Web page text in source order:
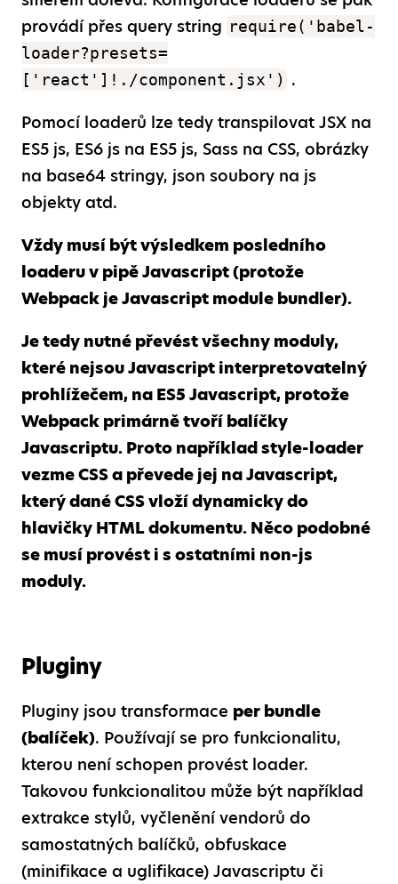
provádí přes query string require('babel-
loader?presets=
['react']!./component.jsx') .
Pomocí loaderů lze tedy transpilovat JSX na
ES5 js, ES6 js na ES5 js, Sass na CSS, obrázky
na base64 stringy, json soubory na js
objekty atd.
Vždy musí být výsledkem posledního
loaderu v pipě Javascript (protože
Webpack je Javascript module bundler).
Je tedy nutné převést všechny moduly,
které nejsou Javascript interpretovatelný
prohlížečem, na ES5 Javascript, protože
Webpack primárně tvoří balíčky
Javascriptu. Proto například style-loader
vezme CSS a převede jej na Javascript,
který dané CSS vloží dynamicky do
hlavičky HTML dokumentu. Něco podobné
se musí provést i s ostatními non-js
moduly.
Pluginy
Pluginy jsou transformace per bundle
(balíček). Používají se pro funkcionalitu,
kterou není schopen provést loader.
Takovou funkcionalitou může být například
extrakce stylů, vyčlenění vendorů do
samostatných balíčků, obfuskace
(minifikace a uglifikace) Javascriptu či